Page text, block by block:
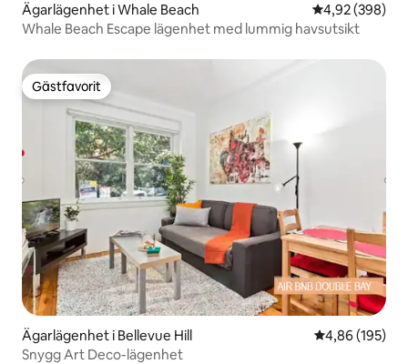
Ägarlägenhet i Whale Beach 4,92 av 5 i
4,92 (398)
Whale Beach Escape lägenhet med lummig havsutsikt
Gästfavorit
Gästfavorit
Ägarlägenhet i Bellevue Hill 4,86 av 5 i
4,86 (195)
Snygg Art Deco-lägenhet